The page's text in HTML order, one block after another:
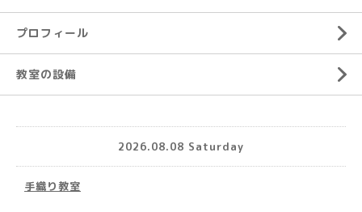
プロフィール
教室の設備
2026.08.08 Saturday
手織り教室